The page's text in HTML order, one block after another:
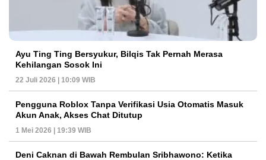
Ayu Ting Ting Bersyukur, Bilqis Tak Pernah Merasa
Kehilangan Sosok Ini
22 Juli 2026 | 10:09 WIB
Pengguna Roblox Tanpa Verifikasi Usia Otomatis Masuk
Akun Anak, Akses Chat Ditutup
1 Mei 2026 | 19:39 WIB
Deni Caknan di Bawah Rembulan Sribhawono: Ketika